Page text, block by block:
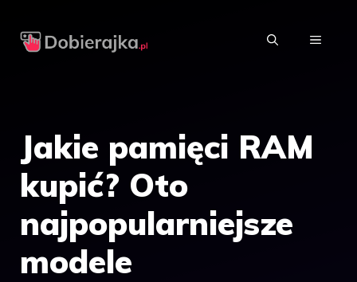
MENU
Jakie pamięci RAM
kupić? Oto
najpopularniejsze
modele